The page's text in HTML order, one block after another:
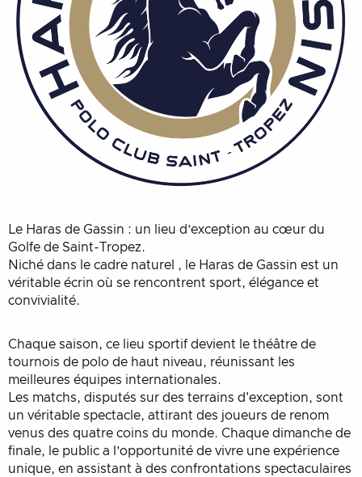
Le Haras de Gassin : un lieu d’exception au cœur du
Golfe de Saint-Tropez.
Niché dans le cadre naturel , le Haras de Gassin est un
véritable écrin où se rencontrent sport, élégance et
convivialité.
Chaque saison, ce lieu sportif devient le théâtre de
tournois de polo de haut niveau, réunissant les
meilleures équipes internationales.
Les matchs, disputés sur des terrains d'exception, sont
un véritable spectacle, attirant des joueurs de renom
venus des quatre coins du monde. Chaque dimanche de
finale, le public a l’opportunité de vivre une expérience
unique, en assistant à des confrontations spectaculaires